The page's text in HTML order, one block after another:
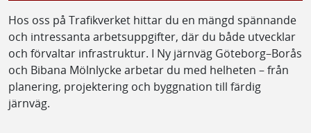
Hos oss på Trafikverket hittar du en mängd spännande
och intressanta arbetsuppgifter, där du både utvecklar
och förvaltar infrastruktur. I Ny järnväg Göteborg–Borås
och Bibana Mölnlycke arbetar du med helheten – från
planering, projektering och byggnation till färdig
järnväg.